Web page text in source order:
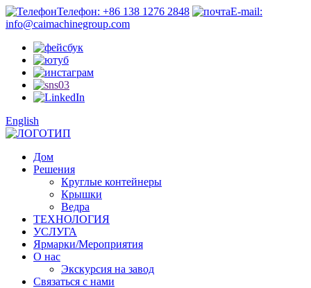
Телефон: +86 138 1276 2848
E-mail:
info@caimachinegroup.com
English
Дом
Решения
Круглые контейнеры
Крышки
Ведра
ТЕХНОЛОГИЯ
УСЛУГА
Ярмарки/Мероприятия
О нас
Экскурсия на завод
Связаться с нами